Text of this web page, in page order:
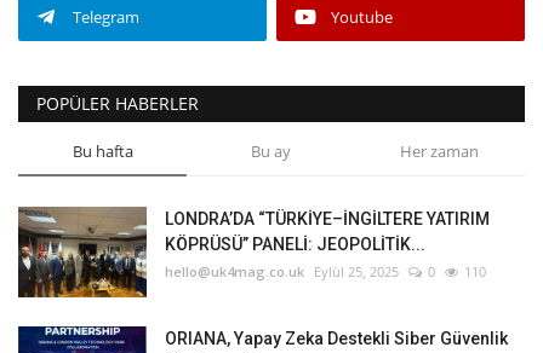
Telegram Youtube
POPÜLER HABERLER
Bu hafta Bu ay Her zaman
LONDRA’DA “TÜRKİYE–İNGİLTERE YATIRIM
KÖPRÜSÜ” PANELİ: JEOPOLİTİK...
hello@uk4mag.co.uk Eylül 25, 2025 0 110
ORIANA, Yapay Zeka Destekli Siber Güvenlik